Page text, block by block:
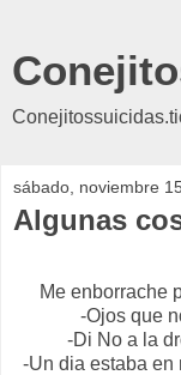
sábado, noviembre
Algunas
Me enborrache
-Ojos que
-Di No a la
-Un dia estaba en